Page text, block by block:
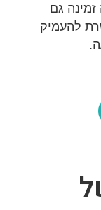
גם
להעמיק